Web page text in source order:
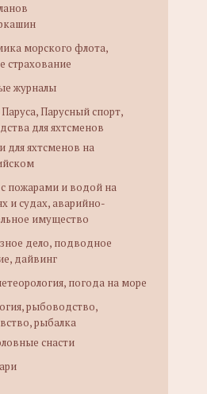
морского флота,
страхование
журналы
Парусный спорт,
для яхтсменов
для яхтсменов на
пожарами и водой на
и судах, аварийно-
имущество
дело, подводное
дайвинг
погода на море
рыбоводство,
рыбалка
снасти